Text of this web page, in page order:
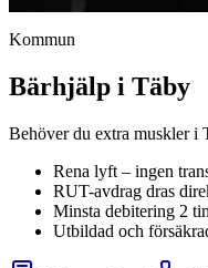
Kommun
Bärhjälp i Täby
Behöver du extra muskler i
Rena lyft – ingen
RUT-avdrag dras
Minsta debitering 2
Utbildad och